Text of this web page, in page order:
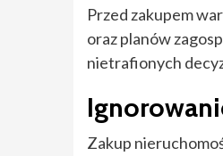
Przed zakupem
oraz planów
nietrafionych
Zakup